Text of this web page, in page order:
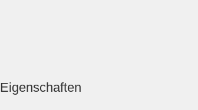
Eigenschaften